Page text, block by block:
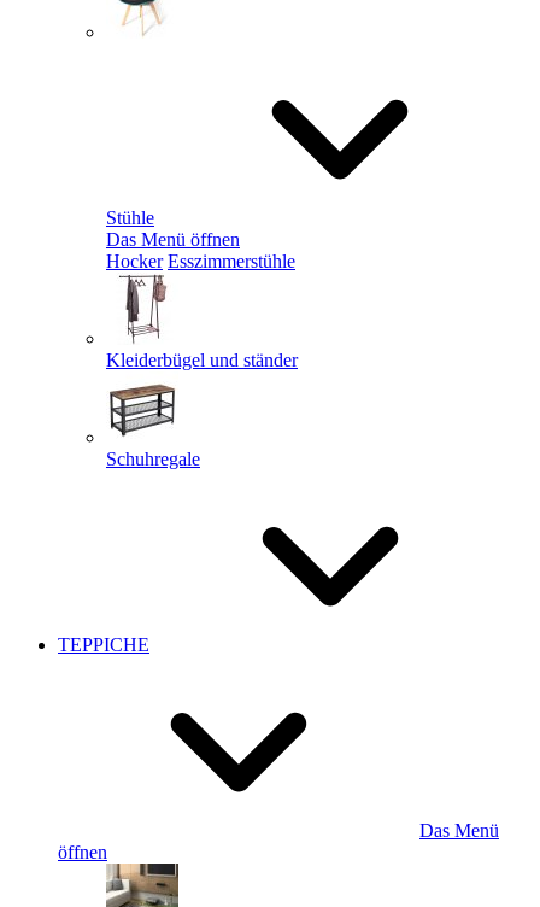
Stühle
Das Menü öffnen
Hocker Esszimmerstühle
Kleiderbügel und ständer
Schuhregale
TEPPICHE
Das Menü
öffnen